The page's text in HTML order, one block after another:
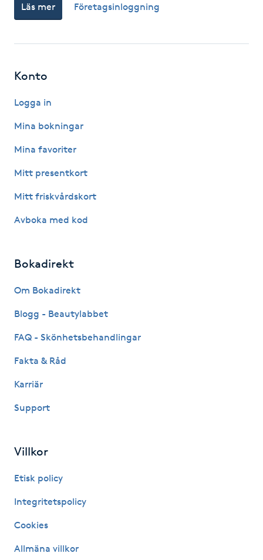
Hypnos
Hårborttagning
Hårbottenbehandling
Hårförlängning
Hälsa
IPL
IPL hårborttagning
K18
Katun fransar
Kemisk peeling
Keratinbehandling
Läs mer Företagsinloggning
Konto
Logga in
Mina bokningar
Mina favoriter
Mitt presentkort
Mitt friskvårdskort
Avboka med kod
Bokadirekt
Om Bokadirekt
Blogg - Beautylabbet
FAQ - Skönhetsbehandlingar
Fakta & Råd
Karriär
Support
Villkor
Etisk policy
Integritetspolicy
Cookies
Allmäna villkor